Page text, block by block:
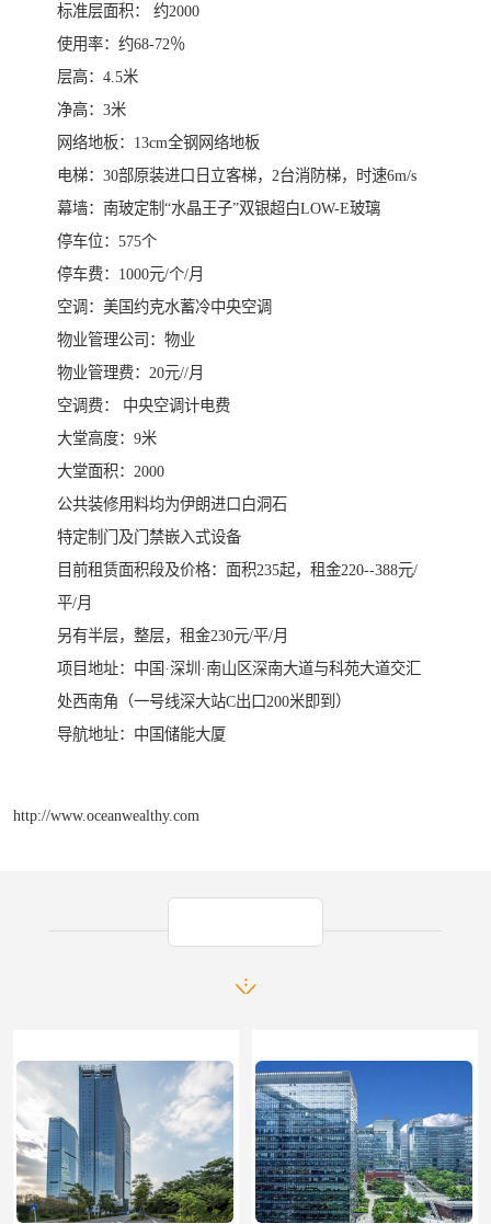
标准层面积： 约2000
使用率：约68-72％
层高：4.5米
净高：3米
网络地板：13cm全钢网络地板
电梯：30部原装进口日立客梯，2台消防梯，时速6m/s
幕墙：南玻定制“水晶王子”双银超白LOW-E玻璃
停车位：575个
停车费：1000元/个/月
空调：美国约克水蓄冷中央空调
物业管理公司：物业
物业管理费：20元//月
空调费： 中央空调计电费
大堂高度：9米
大堂面积：2000
公共装修用料均为伊朗进口白洞石
特定制门及门禁嵌入式设备
目前租赁面积段及价格：面积235起，租金220--388元/
平/月
另有半层，整层，租金230元/平/月
项目地址：中国·深圳·南山区深南大道与科苑大道交汇
处西南角（一号线深大站C出口200米即到）
导航地址：中国储能大厦
http://www.oceanwealthy.com